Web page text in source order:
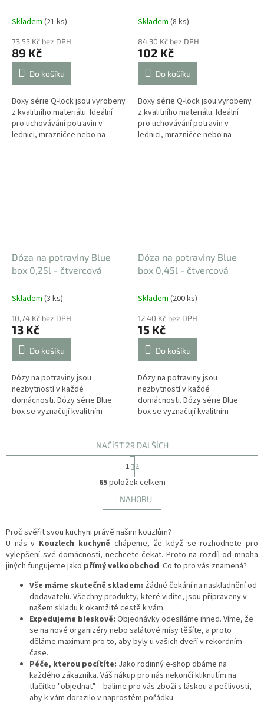
Skladem (21 ks)
73,55 Kč bez DPH
89 Kč
Do košíku
Boxy série Q-lock jsou vyrobeny
z kvalitního materiálu. Ideální
pro uchovávání potravin v
lednici, mrazničce nebo na
cesty. Speciální odklápěcí víčko
Skladem (8 ks)
84,30 Kč bez DPH
102 Kč
Do košíku
Boxy série Q-lock jsou vyrobeny
z kvalitního materiálu. Ideální
pro uchovávání potravin v
lednici, mrazničce nebo na
cesty. Speciální odklápěcí víčko
Dóza na potraviny Blue
box 0,25l - čtvercová
Skladem (3 ks)
10,74 Kč bez DPH
13 Kč
Do košíku
Dózy na potraviny jsou
nezbytností v každé
domácnosti. Dózy série Blue
box se vyznačují kvalitním
vzhledem a stanou se tak
nepostradatelným doplňkem
ve...
Dóza na potraviny Blue
box 0,45l - čtvercová
Skladem (200 ks)
12,40 Kč bez DPH
15 Kč
Do košíku
Dózy na potraviny jsou
nezbytností v každé
domácnosti. Dózy série Blue
box se vyznačují kvalitním
vzhledem a stanou se tak
nepostradatelným doplňkem
ve...
O
v
l
á
a
c
í
p
v
k
y
v
ý
p
s
u
NAČÍST 29 DALŠÍCH
t
r
á
n
k
v
á
n
1 2
65položek celkem
NAHORU
Proč svěřit svou kuchyni právě našim kouzlům?
U nás v Kouzlech kuchyně chápeme, že když se rozhodnete pro
vylepšení své domácnosti, nechcete čekat. Proto na rozdíl od mnoha
jiných fungujeme jako přímý velkoobchod. Co to pro vás znamená?
Vše máme skutečně skladem: Žádné čekání na naskladnění od
dodavatelů. Všechny produkty, které vidíte, jsou připraveny v
našem skladu k okamžité cestě k vám.
Expedujeme bleskově: Objednávky odesíláme ihned. Víme, že
se na nové organizéry nebo salátové mísy těšíte, a proto
děláme maximum pro to, aby byly u vašich dveří v rekordním
čase.
Péče, kterou pocítíte: Jako rodinný e-shop dbáme na
každého zákazníka. Váš nákup pro nás nekončí kliknutím na
tlačítko "objednat" – balíme pro vás zboží s láskou a pečlivostí,
aby k vám dorazilo v naprostém pořádku.